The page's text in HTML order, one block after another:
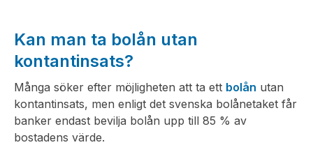
Kan man ta bolån utan
kontantinsats?
Många söker efter möjligheten att ta ett bolån utan
kontantinsats, men enligt det svenska bolånetaket får
banker endast bevilja bolån upp till 85 % av
bostadens värde.